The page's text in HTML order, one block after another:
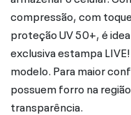
compressão, com
proteção UV 50+, é
exclusiva estampa
modelo. Para maior
possuem forro na
transparência.